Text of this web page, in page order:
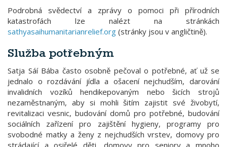
Podrobná svědectví a zprávy o pomoci při přírodních
katastrofách lze nalézt na stránkách
sathyasaihumanitarianrelief.org (stránky jsou v angličtině).
Služba potřebným
Satja Sáí Bába často osobně pečoval o potřebné, ať už se
jednalo o rozdávání jídla a ošacení nejchudším, darování
invalidních vozíků hendikepovaným nebo šicích strojů
nezaměstnaným, aby si mohli šitím zajistit své živobytí,
revitalizaci vesnic, budování domů pro potřebné, budování
sociálních zařízení pro zajištění hygieny, programy pro
svobodné matky a ženy z nejchudších vrstev, domovy pro
strádající a osiřelé děti, domovy pro seniory a mnoho